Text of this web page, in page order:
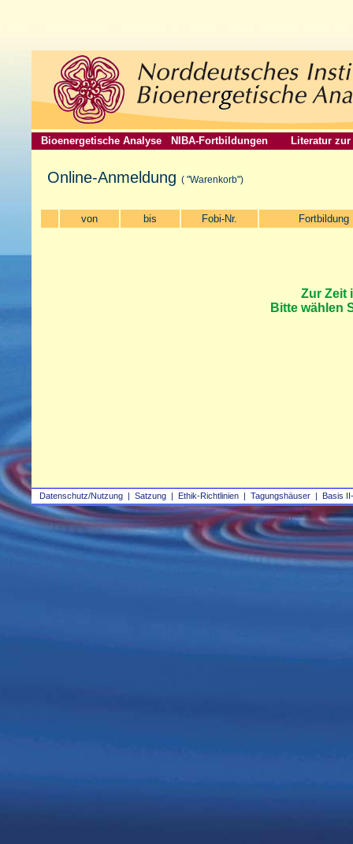
Datenschutz/Nutzung | Satzung | Ethik-Richtlinien | Tagungshäuser | Basis
Bioenergetische Analyse NIBA-Fortbildungen Literatur zur
Online-Anmeldung ( "Warenkorb")
Zur Zeit
Bitte wählen
von bis Fobi-Nr. Fortbildung